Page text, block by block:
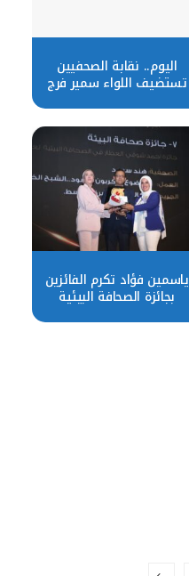
اليوم.. نقابة الصحفيين
تستضيف اللواء سمير فرج
ياسمين فؤاد تكرم الفائزين
بجائزة الصحافة البيئية